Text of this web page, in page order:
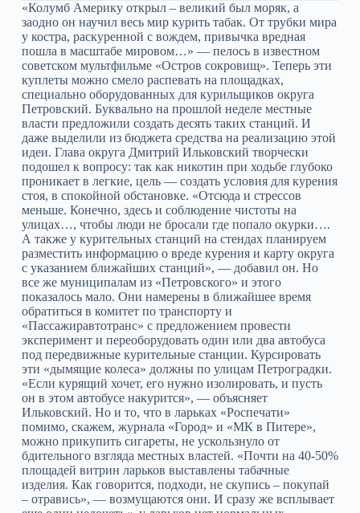
«Колумб Америку открыл – великий был моряк, а
заодно он научил весь мир курить табак. От трубки мира
у костра, раскуренной с вождем, привычка вредная
пошла в масштабе мировом…» — пелось в известном
советском мультфильме «Остров сокровищ». Теперь эти
куплеты можно смело распевать на площадках,
специально оборудованных для курильщиков округа
Петровский. Буквально на прошлой неделе местные
власти предложили создать десять таких станций. И
даже выделили из бюджета средства на реализацию этой
идеи. Глава округа Дмитрий Ильковский творчески
подошел к вопросу: так как никотин при ходьбе глубоко
проникает в легкие, цель — создать условия для курения
стоя, в спокойной обстановке. «Отсюда и стрессов
меньше. Конечно, здесь и соблюдение чистоты на
улицах…, чтобы люди не бросали где попало окурки….
А также у курительных станций на стендах планируем
разместить информацию о вреде курения и карту округа
с указанием ближайших станций», — добавил он. Но
все же муниципалам из «Петровского» и этого
показалось мало. Они намерены в ближайшее время
обратиться в комитет по транспорту и
«Пассажиравтотранс» с предложением провести
эксперимент и переоборудовать один или два автобуса
под передвижные курительные станции. Курсировать
эти «дымящие колеса» должны по улицам Петроградки.
«Если курящий хочет, его нужно изолировать, и пусть
он в этом автобусе накурится», — объясняет
Ильковский. Но и то, что в ларьках «Роспечати»
помимо, скажем, журнала «Город» и «МК в Питере»,
можно прикупить сигареты, не ускользнуло от
бдительного взгляда местных властей. «Почти на 40-50%
площадей витрин ларьков выставлены табачные
изделия. Как говорится, подходи, не скупись – покупай
– отравись», — возмущаются они. И сразу же всплывает